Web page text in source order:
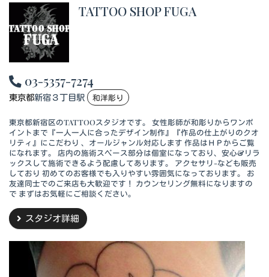
TATTOO SHOP FUGA
03-5357-7274
東京都新宿３丁目駅 和洋彫り
東京都新宿区のTATTOOスタジオです。 女性彫師が和彫りからワンポ
イントまで『一人一人に合ったデザイン制作』『作品の仕上がりのクオ
リティ』にこだわり 、オールジャンル対応します 作品はＨＰからご覧
になれます。 店内の施術スペース部分は個室になっており、安心&リラ
ックスして施術できるよう配慮してあります。 アクセサリ-なども販売
しており 初めてのお客様でも入りやすい雰囲気になっております。 お
友達同士でのご来店も大歓迎です！ カウンセリング無料になりますの
で まずはお気軽にご相談ください。
スタジオ詳細